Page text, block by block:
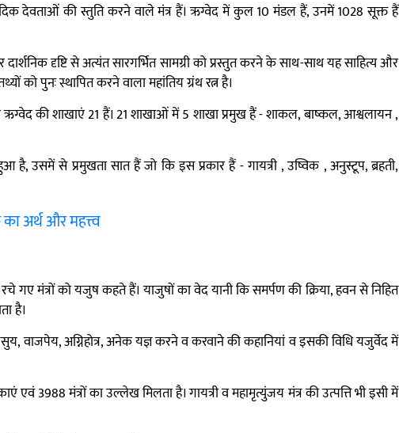
देवताओं की स्तुति करने वाले मंत्र हैं। ऋग्वेद में कुल 10 मंडल हैं, उनमें 1028 सूक्त हैं
दृष्टि से अत्यंत सारगर्भित सामग्री को प्रस्तुत करने के साथ-साथ यह साहित्य और
को पुनः स्थापित करने वाला महांतिय ग्रंथ रत्न है।
की शाखाएं 21 हैं। 21 शाखाओं में 5 शाखा प्रमुख हैं - शाकल, बाष्कल, आश्वलायन ,
उसमें से प्रमुखता सात हैं जो कि इस प्रकार हैं - गायत्री , उष्विक , अनुस्टूप, ब्रहती,
अर्थ और महत्त्व
रचे गए मंत्रों को यजुष कहते हैं। याजुषों का वेद यानी कि समर्पण की क्रिया, हवन से निहित
है।
वाजपेय, अग्निहोत्र, अनेक यज्ञ करने व करवाने की कहानियां व इसकी विधि यजुर्वेद में
एवं 3988 मंत्रों का उल्लेख मिलता है। गायत्री व महामृत्युंजय मंत्र की उत्पत्ति भी इसी में